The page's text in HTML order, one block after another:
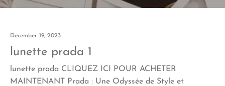
December 19, 2023
lunette prada 1
lunette prada CLIQUEZ ICI POUR ACHETER
MAINTENANT Prada : Une Odyssée de Style et